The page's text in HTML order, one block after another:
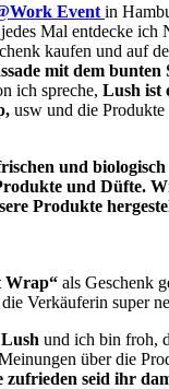
Event in
Mal entdecke
kaufen und auf
mit dem
ich spreche, Lush ist
usw und die
und
und Düfte.
Produkte
Wrap“ als Geschenk
Verkäuferin super
Lush und ich bin froh,
über die
seid ihr